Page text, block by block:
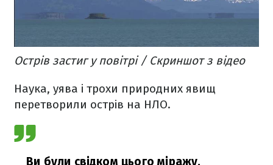
Острів застиг у повітрі / Скриншот з відео
Наука, уява і трохи природних явищ
перетворили острів на НЛО.
Ви були свідком цього міражу,